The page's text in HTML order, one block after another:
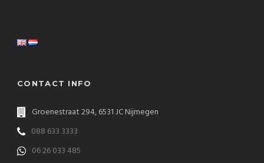
CONTACT INFO
Groenestraat 294, 6531 JC Nijmegen
088 633 3333
06 26 033 485